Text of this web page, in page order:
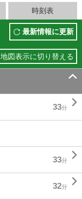
時刻表
最新情報に更新
地図表示に切り替える

33分 
33分 
32分 